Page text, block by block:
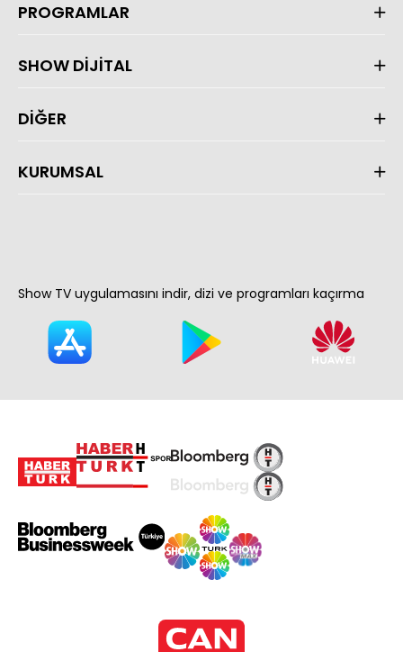
PROGRAMLAR
SHOW DİJİTAL
DİĞER
KURUMSAL
Show TV uygulamasını indir, dizi ve programları kaçırma